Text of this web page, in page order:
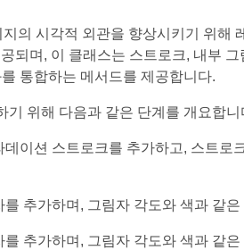
의 시각적 외관을 향상시키기 위해
되며, 이 클래스는 스트로크, 내부
통합하는 메서드를 제공합니다.
기 위해 다음과 같은 단계를 개요합니
이션 스트로크를 추가하고, 스트로
추가하며, 그림자 각도와 색과 같
추가하며, 그림자 각도와 색과 같